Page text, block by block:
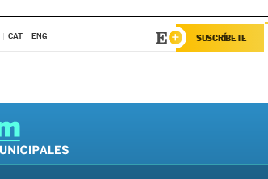
CAT ENG SUSCRÍBETE